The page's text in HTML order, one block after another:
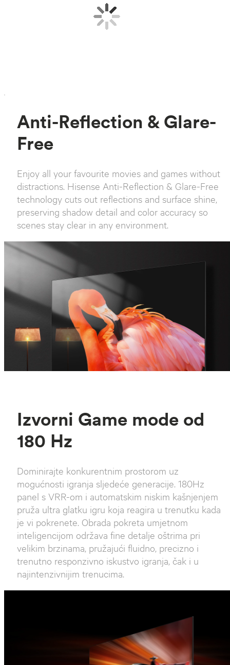
Anti-Reflection & Glare-
Free
Enjoy all your favourite movies and games without
distractions. Hisense Anti-Reflection & Glare-Free
technology cuts out reflections and surface shine,
scenes stay clear in any environment.
Izvorni Game mode od
180 Hz
Dominirajte konkurentnim prostorom uz
mogućnosti igranja sljedeće generacije. 180Hz
panel s VRR-om i automatskim niskim kašnjenjem
pruža ultra glatku igru ​​koja reagira u trenutku kada
je vi pokrenete. Obrada pokreta umjetnom
inteligencijom održava fine detalje oštrima pri
velikim brzinama, pružajući fluidno, precizno i ​​